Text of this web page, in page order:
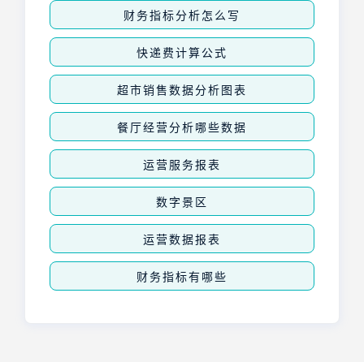
财务指标分析怎么写
快递费计算公式
超市销售数据分析图表
餐厅经营分析哪些数据
运营服务报表
数字景区
运营数据报表
财务指标有哪些